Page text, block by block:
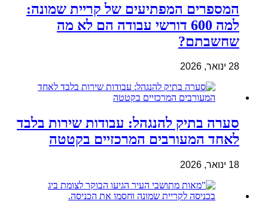
המספרים המפתיעים של קריית שמונה:
למה 600 דורשי עבודה הם לא מה
שחשבתם?
28 ינואר, 2026
סערה בתיק להנגהל: עבודות שירות בלבד
לאחד המעורבים המרכזיים בקטטה
18 ינואר, 2026